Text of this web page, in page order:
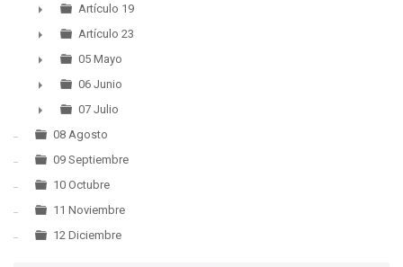
▼
►
Artículo 19
►
Artículo 23
►
05 Mayo
►
06 Junio
►
07 Julio
08 Agosto
09 Septiembre
10 Octubre
11 Noviembre
12 Diciembre